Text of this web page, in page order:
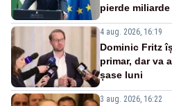
pierde miliarde
4 aug. 2026, 16:19
Dominic Fritz
primar, dar va
șase luni
3 aug. 2026, 16:22